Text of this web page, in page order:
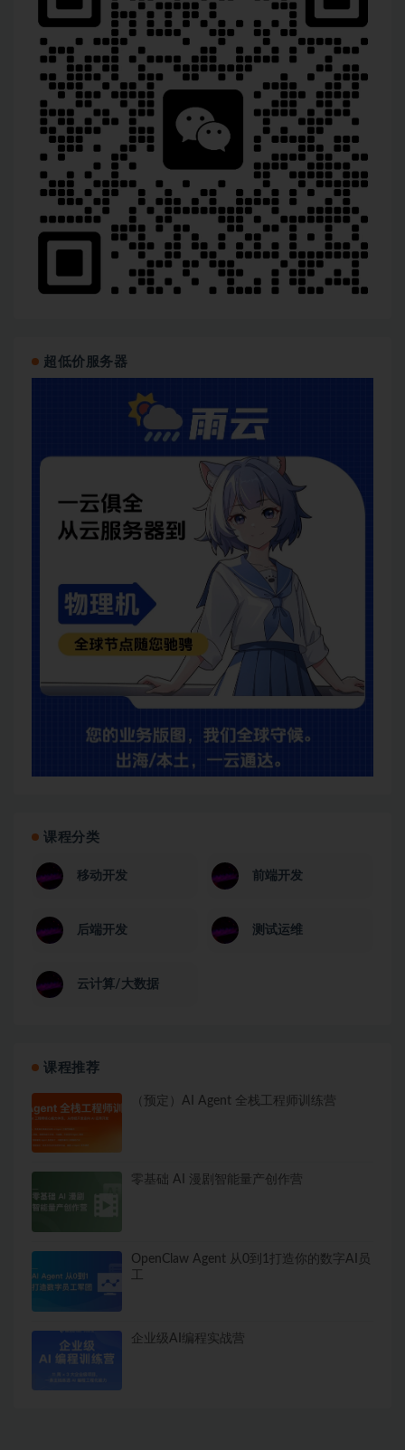
超低价服务器
课程分类
移动开发 前端开发
后端开发 测试运维
云计算/大数据
课程推荐
（预定）AI Agent 全栈工程师训练营
零基础 AI 漫剧智能量产创作营
OpenClaw Agent 从0到1打造你的数字AI员
工
企业级AI编程实战营